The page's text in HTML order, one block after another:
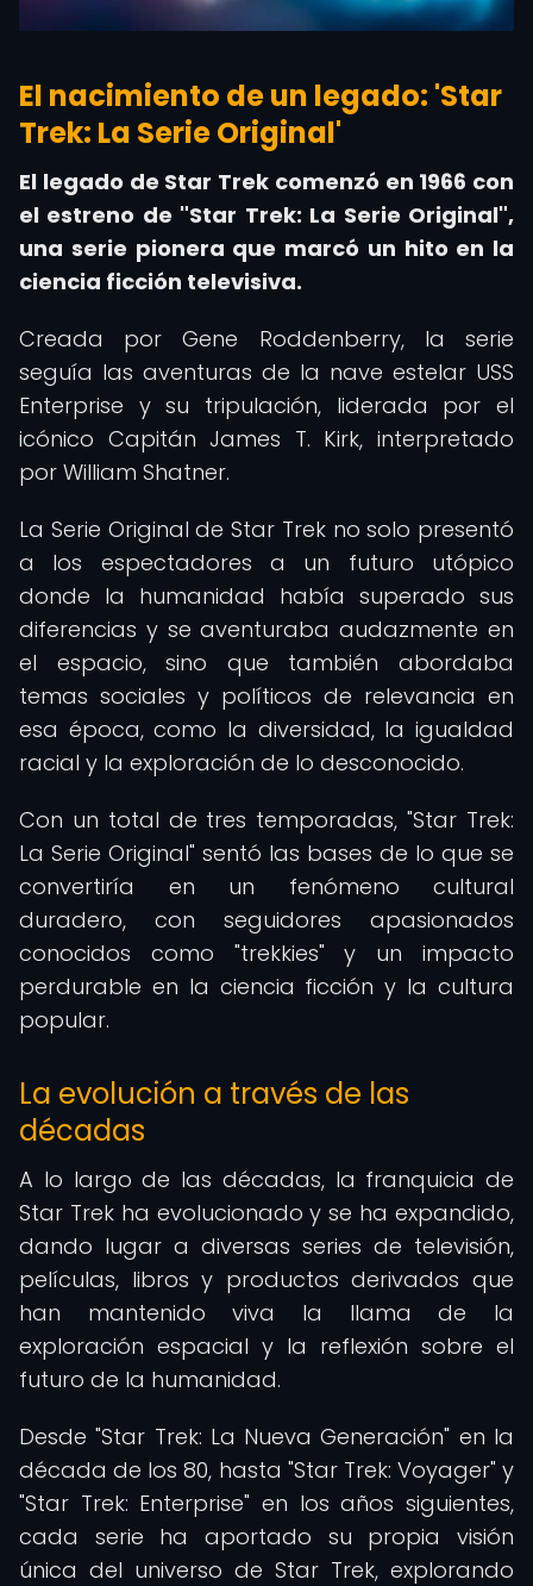
El nacimiento de un legado: 'Star
Trek: La Serie Original'
El legado de Star Trek comenzó en 1966 con
el estreno de "Star Trek: La Serie Original",
una serie pionera que marcó un hito en la
ciencia ficción televisiva.
Creada por Gene Roddenberry, la serie
seguía las aventuras de la nave estelar USS
Enterprise y su tripulación, liderada por el
icónico Capitán James T. Kirk, interpretado
por William Shatner.
La Serie Original de Star Trek no solo presentó
a los espectadores a un futuro utópico
donde la humanidad había superado sus
diferencias y se aventuraba audazmente en
el espacio, sino que también abordaba
temas sociales y políticos de relevancia en
esa época, como la diversidad, la igualdad
racial y la exploración de lo desconocido.
Con un total de tres temporadas, "Star Trek:
La Serie Original" sentó las bases de lo que se
convertiría en un fenómeno cultural
duradero, con seguidores apasionados
conocidos como "trekkies" y un impacto
perdurable en la ciencia ficción y la cultura
popular.
La evolución a través de las
décadas
A lo largo de las décadas, la franquicia de
Star Trek ha evolucionado y se ha expandido,
dando lugar a diversas series de televisión,
películas, libros y productos derivados que
han mantenido viva la llama de la
exploración espacial y la reflexión sobre el
futuro de la humanidad.
Desde "Star Trek: La Nueva Generación" en la
década de los 80, hasta "Star Trek: Voyager" y
"Star Trek: Enterprise" en los años siguientes,
cada serie ha aportado su propia visión
única del universo de Star Trek, explorando